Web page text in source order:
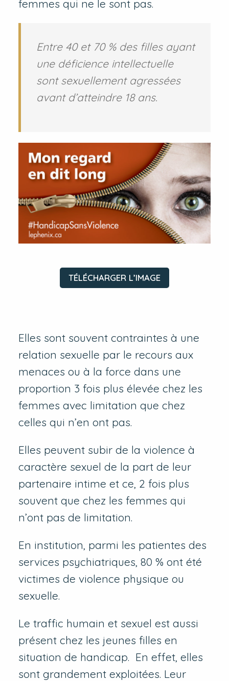
femmes qui ne le sont pas.
Entre 40 et 70 % des filles ayant
une déficience intellectuelle
sont sexuellement agressées
avant d’atteindre 18 ans.
TÉLÉCHARGER L’IMAGE
Elles sont souvent contraintes à une
relation sexuelle par le recours aux
menaces ou à la force dans une
proportion 3 fois plus élevée chez les
femmes avec limitation que chez
celles qui n’en ont pas.
Elles peuvent subir de la violence à
caractère sexuel de la part de leur
partenaire intime et ce, 2 fois plus
souvent que chez les femmes qui
n’ont pas de limitation.
En institution, parmi les patientes des
services psychiatriques, 80 % ont été
victimes de violence physique ou
sexuelle.
Le traffic humain et sexuel est aussi
présent chez les jeunes filles en
situation de handicap. En effet, elles
sont grandement exploitées. Leur